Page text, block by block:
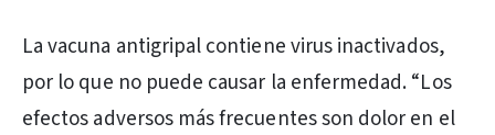
La vacuna antigripal contiene virus inactivados,
por lo que no puede causar la enfermedad. “Los
efectos adversos más frecuentes son dolor en el